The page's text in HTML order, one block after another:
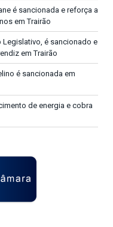
é sancionada e reforça a
em Trairão
Legislativo, é sancionado e
em Trairão
é sancionada em
de energia e cobra